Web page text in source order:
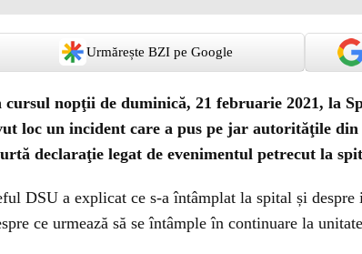
Urmărește BZI pe Google
cursul nopţii de duminică, 21 februarie 2021, la
loc un incident care a pus pe jar autorităţile
declaraţie legat de evenimentul petrecut la
DSU a explicat ce s-a întâmplat la spital și
ce urmează să se întâmple în continuare la